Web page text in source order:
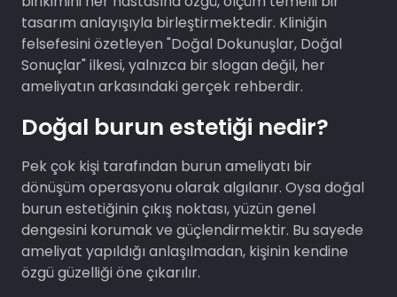
tasarım anlayışıyla birleştirmektedir. Kliniğin
felsefesini özetleyen "Doğal Dokunuşlar, Doğal
Sonuçlar" ilkesi, yalnızca bir slogan değil, her
ameliyatın arkasındaki gerçek rehberdir.
Doğal burun estetiği nedir?
Pek çok kişi tarafından burun ameliyatı bir
dönüşüm operasyonu olarak algılanır. Oysa doğal
burun estetiğinin çıkış noktası, yüzün genel
dengesini korumak ve güçlendirmektir. Bu sayede
ameliyat yapıldığı anlaşılmadan, kişinin kendine
özgü güzelliği öne çıkarılır.